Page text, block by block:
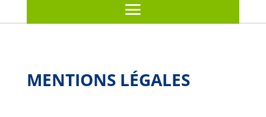
MENTIONS LÉGALES